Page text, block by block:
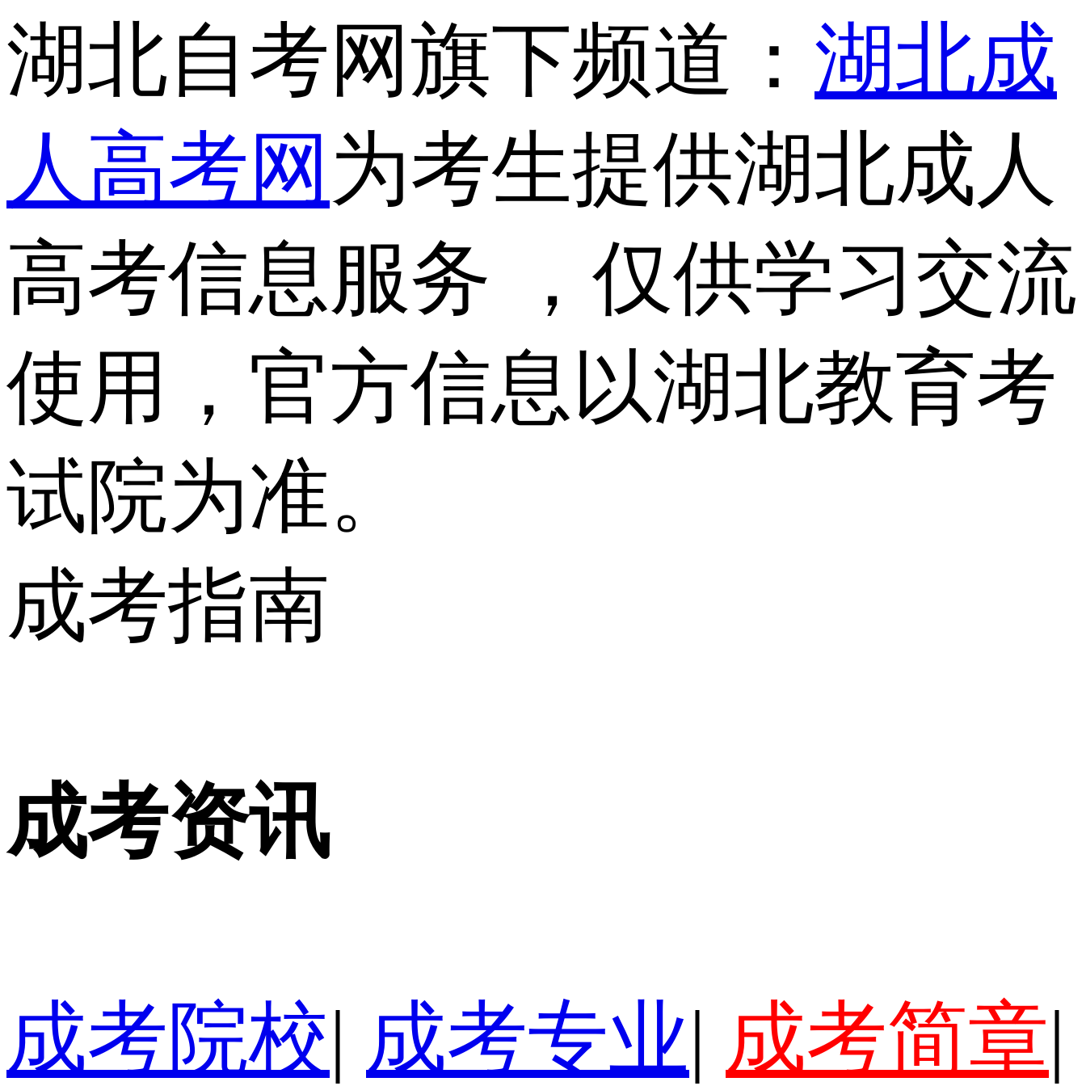
湖北自考网旗下频道： 湖北成
人高考网 为考生提供湖北成人
高考信息服务 ，仅供学习交流
使用，官方信息以湖北教育考
试院为准。
成考指南
成考资讯
成考院校| 成考专业| 成考简章|